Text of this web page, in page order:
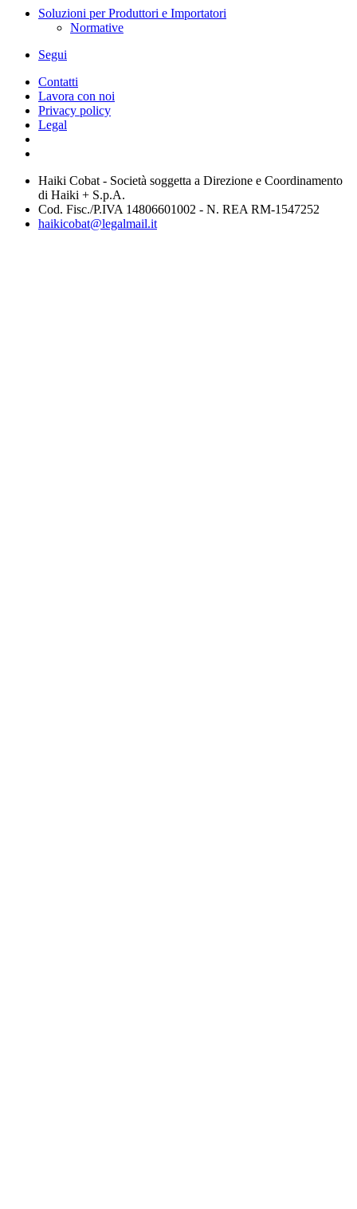
Soluzioni per Produttori e Importatori
Normative
Segui
Contatti
Lavora con noi
Privacy policy
Legal
Haiki Cobat - Società soggetta a Direzione e Coordinamento
di Haiki + S.p.A.
Cod. Fisc./P.IVA 14806601002 - N. REA RM-1547252
haikicobat@legalmail.it